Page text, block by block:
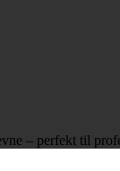
– perfekt til